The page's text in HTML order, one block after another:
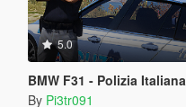
5.0
BMW F31 - Polizia Italiana
By Pi3tr091